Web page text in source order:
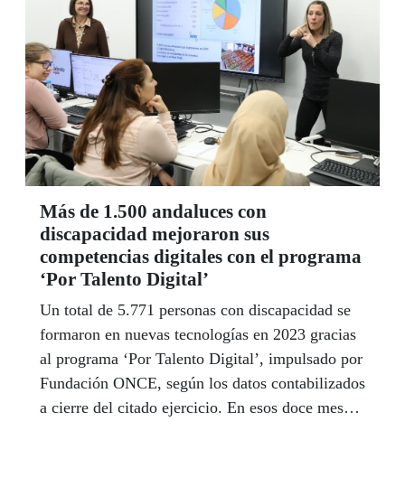
Más de 1.500 andaluces con
discapacidad mejoraron sus
competencias digitales con el programa
‘Por Talento Digital’
Un total de 5.771 personas con discapacidad se
formaron en nuevas tecnologías en 2023 gracias
al programa ‘Por Talento Digital’, impulsado por
Fundación ONCE, según los datos contabilizados
a cierre del citado ejercicio. En esos doce meses,